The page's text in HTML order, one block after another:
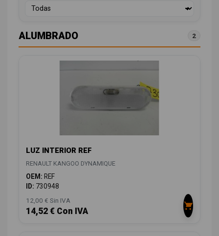
ALUMBRADO 2
LUZ INTERIOR REF
RENAULT KANGOO DYNAMIQUE
OEM: REF
ID: 730948
12,00 € Sin IVA
14,52 € Con IVA